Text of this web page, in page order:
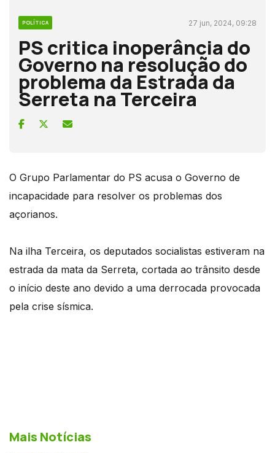
POLÍTICA 27 jun, 2024, 09:28
PS critica inoperância do
Governo na resolução do
problema da Estrada da
Serreta na Terceira
O Grupo Parlamentar do PS acusa o Governo de
incapacidade para resolver os problemas dos
açorianos.
Na ilha Terceira, os deputados socialistas estiveram na
estrada da mata da Serreta, cortada ao trânsito desde
o início deste ano devido a uma derrocada provocada
pela crise sísmica.
Mais Notícias